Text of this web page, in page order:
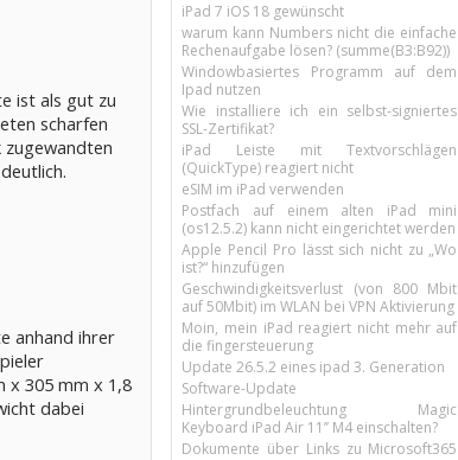
ist als gut zu
scharfen
anhand ihrer
x 305 mm x 1,8
dabei
iPad 7 iOS 18 gewünscht
warum kann Numbers nicht die einfache
Rechenaufgabe lösen? (summe(B3:B92))
Windowbasiertes Programm auf dem
Ipad nutzen
Wie installiere ich ein selbst-signiertes
SSL-Zertifikat?
iPad Leiste mit Textvorschlägen
(QuickType) reagiert nicht
eSIM im iPad verwenden
Postfach auf einem alten iPad mini
(os12.5.2) kann nicht eingerichtet werden
Apple Pencil Pro lässt sich nicht zu „Wo
ist?“ hinzufügen
Geschwindigkeitsverlust (von 800 Mbit
auf 50Mbit) im WLAN bei VPN Aktivierung
Moin, mein iPad reagiert nicht mehr auf
die fingersteuerung
Update 26.5.2 eines ipad 3. Generation
Software-Update
Hintergrundbeleuchtung Magic
Keyboard iPad Air 11’’ M4 einschalten?
Dokumente über Links zu Microsoft365